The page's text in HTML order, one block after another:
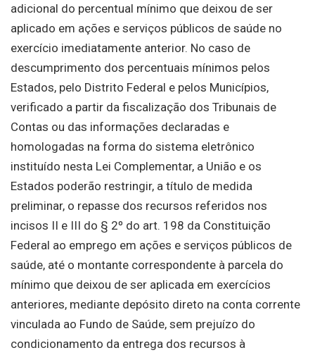
adicional do percentual mínimo que deixou de ser
aplicado em ações e serviços públicos de saúde no
exercício imediatamente anterior. No caso de
descumprimento dos percentuais mínimos pelos
Estados, pelo Distrito Federal e pelos Municípios,
verificado a partir da fiscalização dos Tribunais de
Contas ou das informações declaradas e
homologadas na forma do sistema eletrônico
instituído nesta Lei Complementar, a União e os
Estados poderão restringir, a título de medida
preliminar, o repasse dos recursos referidos nos
incisos II e III do § 2º do art. 198 da Constituição
Federal ao emprego em ações e serviços públicos de
saúde, até o montante correspondente à parcela do
mínimo que deixou de ser aplicada em exercícios
anteriores, mediante depósito direto na conta corrente
vinculada ao Fundo de Saúde, sem prejuízo do
condicionamento da entrega dos recursos à